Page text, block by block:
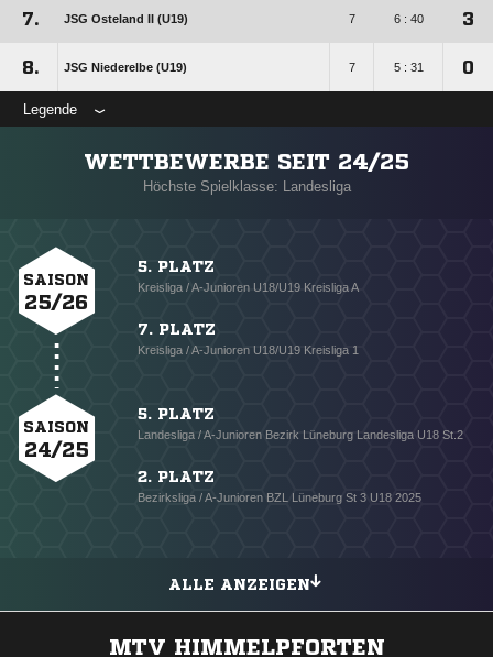
7. JSG Osteland II (U19) 7 6 : 40 3
8. JSG Niederelbe (U19) 7 5 : 31 0
Legende
WETTBEWERBE SEIT 24/25
Höchste Spielklasse: Landesliga
SAISON
25/26
5. PLATZ
Kreisliga / A-Junioren U18/U19 Kreisliga A
7. PLATZ
Kreisliga / A-Junioren U18/U19 Kreisliga 1
SAISON
24/25
5. PLATZ
Landesliga / A-Junioren Bezirk Lüneburg Landesliga U18 St.2
2. PLATZ
Bezirksliga / A-Junioren BZL Lüneburg St 3 U18 2025
ALLE ANZEIGEN
MTV HIMMELPFORTEN